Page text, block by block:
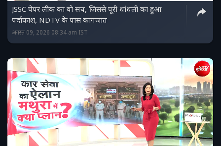
JSSC पेपर लीक का वो सच, जिससे पूरी धांधली का हुआ
पर्दाफाश, NDTV के पास कागजात
अगस्त 09, 2026 08:34 am IST